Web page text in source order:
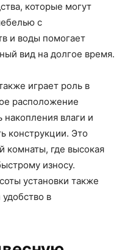
которые могут
с
и воды помогает
вид на долгое время.
играет роль в
расположение
накопления влаги и
конструкции. Это
комнаты, где высокая
износу.
установки также
в